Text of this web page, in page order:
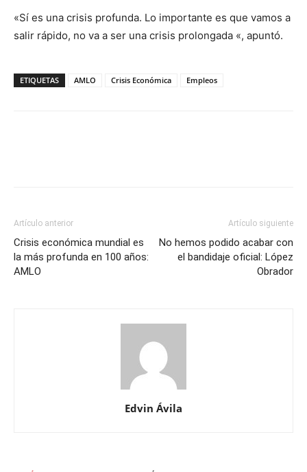
«Sí es una crisis profunda. Lo importante es que vamos a
salir rápido, no va a ser una crisis prolongada «, apuntó.
ETIQUETAS AMLO Crisis Económica Empleos
Artículo anterior
Crisis económica mundial es
la más profunda en 100 años:
AMLO
Artículo siguiente
No hemos podido acabar con
el bandidaje oficial: López
Obrador
Edvin Ávila